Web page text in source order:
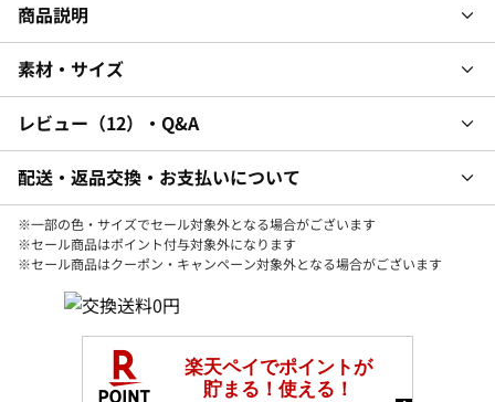
商品説明
素材・サイズ
レビュー 12 ・Q&A
配送・返品交換・お支払いについて
※一部の色・サイズでセール対象外となる場合がございます
※セール商品はポイント付与対象外になります
※セール商品はクーポン・キャンペーン対象外となる場合がございます